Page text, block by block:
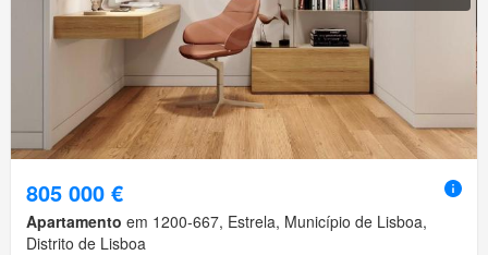
805 000 €
Apartamento em 1200-667, Estrela, Município de Lisboa,
Distrito de Lisboa